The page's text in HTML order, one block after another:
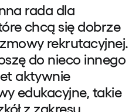
rada dla
chcą się dobrze
rekrutacyjnej.
do nieco innego
aktywnie
edukacyjne, takie
z zakresu